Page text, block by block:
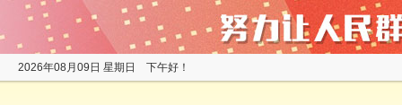
2026年08月09日 星期日 下午好！